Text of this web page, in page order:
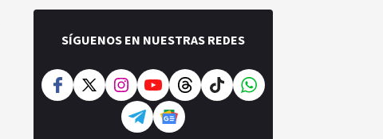
SÍGUENOS EN NUESTRAS REDES